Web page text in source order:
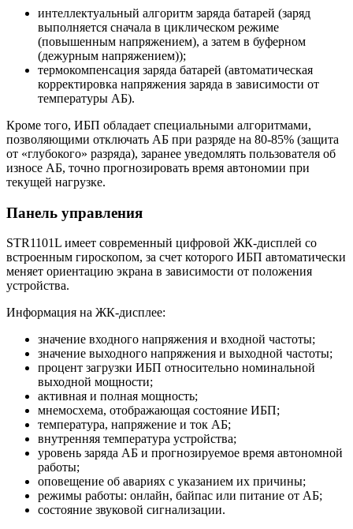
интеллектуальный алгоритм заряда батарей (заряд
выполняется сначала в циклическом режиме
(повышенным напряжением), а затем в буферном
(дежурным напряжением));
термокомпенсация заряда батарей (автоматическая
корректировка напряжения заряда в зависимости от
температуры АБ).
Кроме того, ИБП обладает специальными алгоритмами,
позволяющими отключать АБ при разряде на 80-85% (защита
от «глубокого» разряда), заранее уведомлять пользователя об
износе АБ, точно прогнозировать время автономии при
текущей нагрузке.
Панель управления
STR1101L имеет современный цифровой ЖК-дисплей со
встроенным гироскопом, за счет которого ИБП автоматически
меняет ориентацию экрана в зависимости от положения
устройства.
Информация на ЖК-дисплее:
значение входного напряжения и входной частоты;
значение выходного напряжения и выходной частоты;
процент загрузки ИБП относительно номинальной
выходной мощности;
активная и полная мощность;
мнемосхема, отображающая состояние ИБП;
температура, напряжение и ток АБ;
внутренняя температура устройства;
уровень заряда АБ и прогнозируемое время автономной
работы;
оповещение об авариях с указанием их причины;
режимы работы: онлайн, байпас или питание от АБ;
состояние звуковой сигнализации.